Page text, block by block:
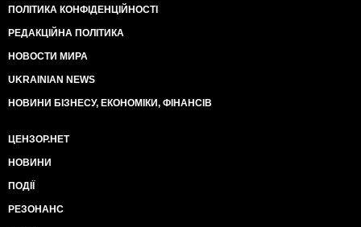
ПОЛІТИКА КОНФІДЕНЦІЙНОСТІ
РЕДАКЦІЙНА ПОЛІТИКА
НОВОСТИ МИРА
UKRAINIAN NEWS
НОВИНИ БІЗНЕСУ, ЕКОНОМІКИ, ФІНАНСІВ
ЦЕНЗОР.НЕТ
НОВИНИ
ПОДІЇ
РЕЗОНАНС